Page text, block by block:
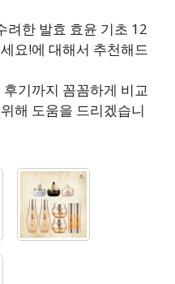
려한 발효 효윤 기초 12
요!에 대해서 추천해드
기까지 꼼꼼하게 비교
해 도움을 드리겠습니